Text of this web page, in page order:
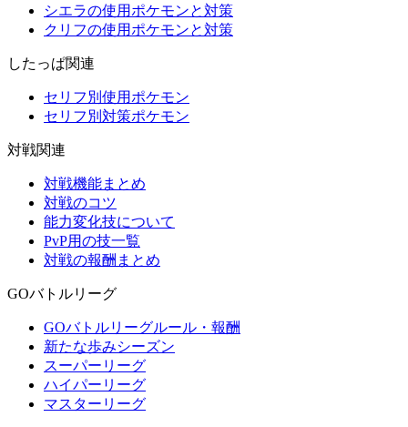
シエラの使用ポケモンと対策
クリフの使用ポケモンと対策
したっぱ関連
セリフ別使用ポケモン
セリフ別対策ポケモン
対戦関連
対戦機能まとめ
対戦のコツ
能力変化技について
PvP用の技一覧
対戦の報酬まとめ
GOバトルリーグ
GOバトルリーグルール・報酬
新たな歩みシーズン
スーパーリーグ
ハイパーリーグ
マスターリーグ